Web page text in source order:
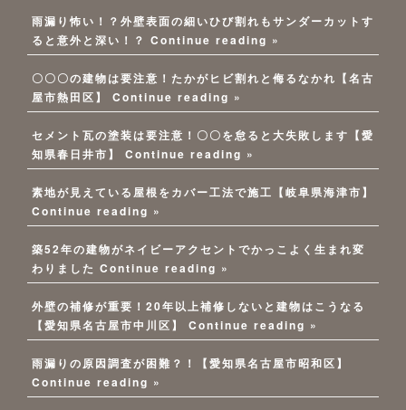
雨漏り怖い！？外壁表面の細いひび割れもサンダーカットす
ると意外と深い！？ Continue reading »
〇〇〇の建物は要注意！たかがヒビ割れと侮るなかれ【名古
屋市熱田区】
Continue reading »
セメント瓦の塗装は要注意！〇〇を怠ると大失敗します【愛
知県春日井市】
Continue reading »
素地が見えている屋根をカバー工法で施工【岐阜県海津市】
Continue reading »
築52年の建物がネイビーアクセントでかっこよく生まれ変
わりました Continue reading »
外壁の補修が重要！20年以上補修しないと建物はこうなる
【愛知県名古屋市中川区】
Continue reading »
雨漏りの原因調査が困難？！【愛知県名古屋市昭和区】
Continue reading »